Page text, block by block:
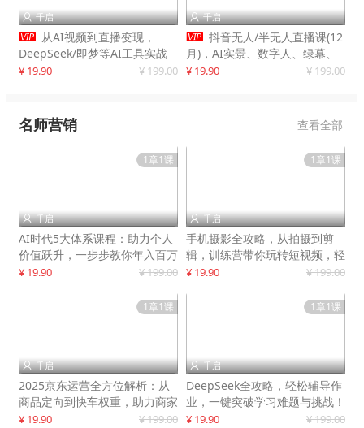
 千启
 从AI视频到直播变现，
DeepSeek/即梦等AI工具实战
教学，生产爆款视频，打造高流
¥ 19.90 ¥ 199.00
 千启
 抖音无人/半无人直播课(12
月)，AI实景、数字人、绿幕、
多种玩法、24小时自动盈利
¥ 19.90 ¥ 199.00
名师营销 查看全部
1章1课
 千启
AI时代5大体系课程：助力个人
价值跃升，一步步教你年入百万
¥ 19.90 ¥ 199.00
1章1课
 千启
手机摄影全攻略，从拍摄到剪
辑，训练营带你玩转短视频，轻
松拍大片
¥ 19.90 ¥ 199.00
1章1课
 千启
2025京东运营全方位解析：从
商品定向到快车权重，助力商家
打造爆款商品
¥ 19.90 ¥ 199.00
1章1课
 千启
DeepSeek全攻略，轻松辅导作
业，一键突破学习难题与挑战！
¥ 19.90 ¥ 199.00